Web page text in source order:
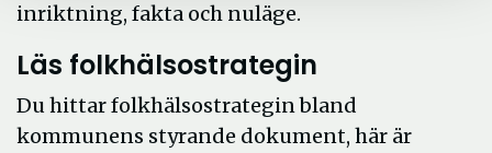
inriktning, fakta och nuläge.
Läs folkhälsostrategin
Du hittar folkhälsostrategin bland
kommunens styrande dokument, här är